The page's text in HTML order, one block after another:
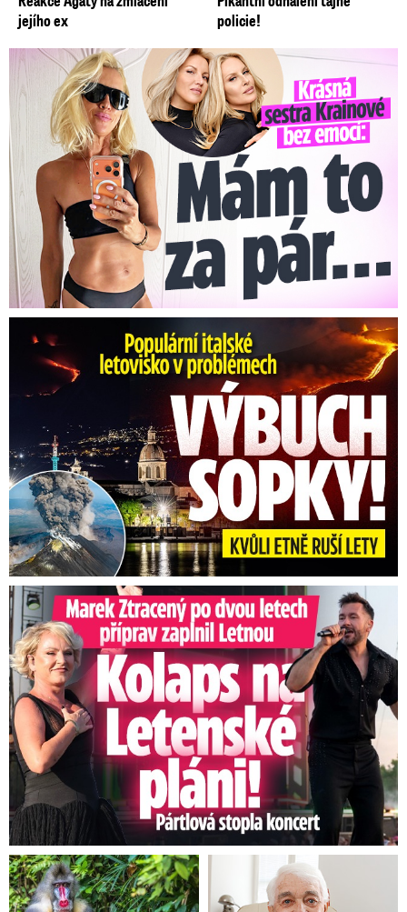
jejího ex
policie!
Krásná sestra Krainové bez emocí: Mám to za pár…
Erupce sicilské sopky Etny: Ruší desítky letů
Marek Ztracený na Letné: Pártlová stopla koncert